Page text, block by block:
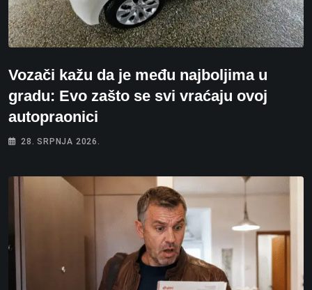
Vozači kažu da je među najboljima u
gradu: Evo zašto se svi vraćaju ovoj
autopraonici
28. SRPNJA 2026.